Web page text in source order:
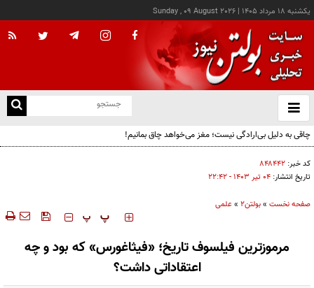
يکشنبه ۱۸ مرداد ۱۴۰۵ |
Sunday , 09 August 2026
باز
و
کد خبر: ۸۴۸۴۴۲
تاریخ انتشار: ۰۴ تير ۱۴۰۳ - ۲۲:۴۲
صفحه نخست »بولتن2 »علمی
‍‍‍ پ پ
مرموزترین فیلسوف تاریخ؛ «فیثاغورس» که بود و چه
اعتقاداتی داشت؟